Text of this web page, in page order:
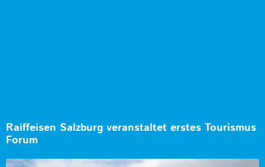
Raiffeisen Salzburg veranstaltet erstes Tourismus
Forum